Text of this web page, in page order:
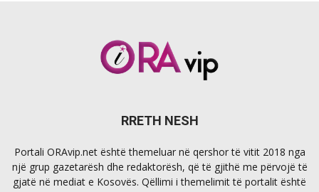
RRETH NESH
Portali ORAvip.net është themeluar në qershor të vitit 2018 nga
një grup gazetarësh dhe redaktorësh, që të gjithë me përvojë të
gjatë në mediat e Kosovës. Qëllimi i themelimit të portalit është